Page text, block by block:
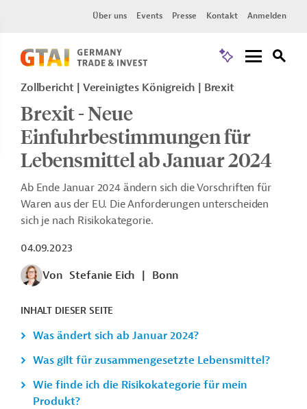
Über uns Events Presse Kontakt Anmelden
Zollbericht Vereinigtes Königreich Brexit
Brexit - Neue
Einfuhrbestimmungen für
Lebensmittel ab Januar 2024
Ab Ende Januar 2024 ändern sich die Vorschriften für
Waren aus der EU. Die Anforderungen unterscheiden
sich je nach Risikokategorie.
04.09.2023
Von Stefanie Eich Bonn
INHALT DIESER SEITE
Was ändert sich ab Januar 2024?
Was gilt für zusammengesetzte Lebensmittel?
Wie finde ich die Risikokategorie für mein
Produkt?